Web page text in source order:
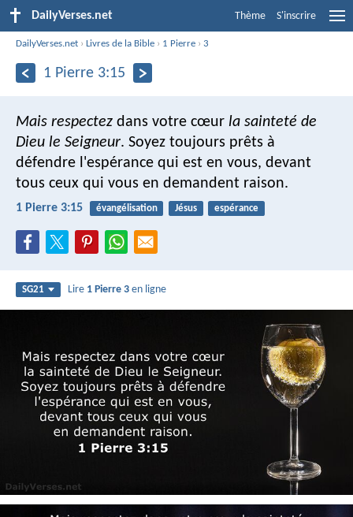
DailyVerses.net Thème S'inscrire
DailyVerses.net ›Livres de la Bible › 1 Pierre ›3
1 Pierre 3:15
Mais respectez dans votre cœur la sainteté de
Dieu le Seigneur. Soyez toujours prêts à
défendre l'espérance qui est en vous, devant
tous ceux qui vous en demandent raison.
1 Pierre 3:15 évangélisation Jésus espérance
SG21 Lire 1 Pierre 3 en ligne